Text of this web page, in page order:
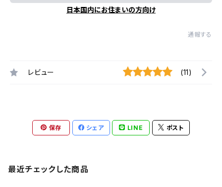
日本国内にお住まいの方向け
通報する
レビュー (11)
保存 シェア LINE ポスト
最近チェックした商品